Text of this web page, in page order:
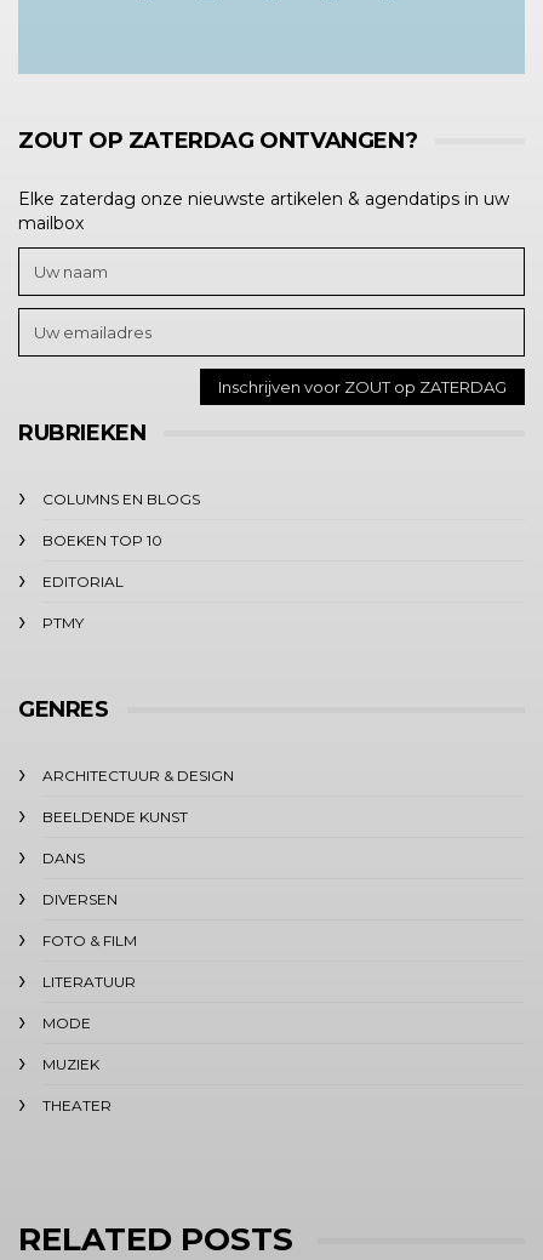
ZOUT OP ZATERDAG ONTVANGEN?
Elke zaterdag onze nieuwste artikelen & agendatips in uw
mailbox
RUBRIEKEN
COLUMNS EN BLOGS
BOEKEN TOP 10
EDITORIAL
PTMY
GENRES
ARCHITECTUUR & DESIGN
BEELDENDE KUNST
DANS
DIVERSEN
FOTO & FILM
LITERATUUR
MODE
MUZIEK
THEATER
RELATED POSTS